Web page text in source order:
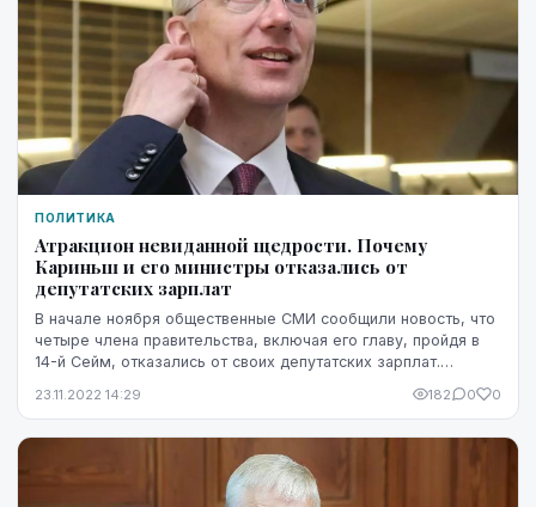
ПОЛИТИКА
Атракцион невиданной щедрости. Почему
Кариньш и его министры отказались от
депутатских зарплат
В начале ноября общественные СМИ сообщили новость, что
четыре члена правительства, включая его главу, пройдя в
14-й Сейм, отказались от своих депутатских зарплат.
23.11.2022 14:29 182 0 0